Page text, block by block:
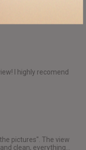
Highly
I highly recomend
pictures". The view
clean, everything...